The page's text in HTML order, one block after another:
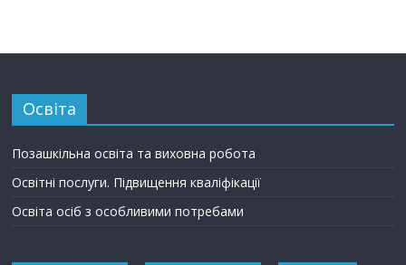
Освіта
Позашкільна освіта та виховна робота
Освітні послуги. Підвищення кваліфікації
Освіта осіб з особливими потребами